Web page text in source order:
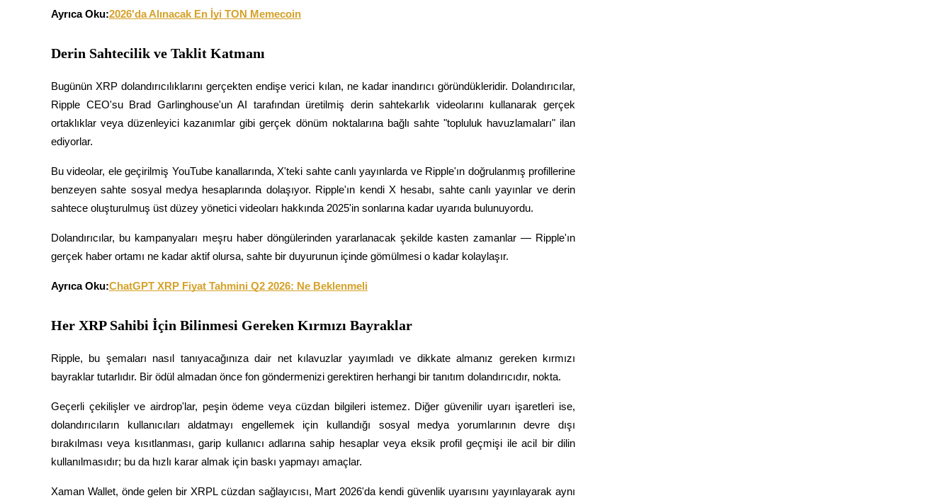
Ticaret bilgileri vb. dahil olmak üzere büyük veri analizi.
Rehber
Vadeli İşlemler Başlangıç Kılavuzu
Ticaret stratejileri
Ayrıca Oku:2026'da Alınacak En İyi TON Memecoin
Derin Sahtecilik ve Taklit Katmanı
Bugünün XRP dolandırıcılıklarını gerçekten endişe verici kılan, ne kadar inandırıcı göründükleridir. Dolandırıcılar,
Ripple CEO'su Brad Garlinghouse'un AI tarafından üretilmiş derin sahtekarlık videolarını kullanarak gerçek
ortaklıklar veya düzenleyici kazanımlar gibi gerçek dönüm noktalarına bağlı sahte "topluluk havuzlamaları" ilan
ediyorlar.
Bu videolar, ele geçirilmiş YouTube kanallarında, X'teki sahte canlı yayınlarda ve Ripple'ın doğrulanmış profillerine
benzeyen sahte sosyal medya hesaplarında dolaşıyor. Ripple'ın kendi X hesabı, sahte canlı yayınlar ve derin
sahtece oluşturulmuş üst düzey yönetici videoları hakkında 2025'in sonlarına kadar uyarıda bulunuyordu.
Dolandırıcılar, bu kampanyaları meşru haber döngülerinden yararlanacak şekilde kasten zamanlar — Ripple'ın
gerçek haber ortamı ne kadar aktif olursa, sahte bir duyurunun içinde gömülmesi o kadar kolaylaşır.
Ayrıca Oku:ChatGPT XRP Fiyat Tahmini Q2 2026: Ne Beklenmeli
Her XRP Sahibi İçin Bilinmesi Gereken Kırmızı Bayraklar
Ripple, bu şemaları nasıl tanıyacağınıza dair net kılavuzlar yayımladı ve dikkate almanız gereken kırmızı
bayraklar tutarlıdır. Bir ödül almadan önce fon göndermenizi gerektiren herhangi bir tanıtım dolandırıcıdır, nokta.
Geçerli çekilişler ve airdrop'lar, peşin ödeme veya cüzdan bilgileri istemez. Diğer güvenilir uyarı işaretleri ise,
dolandırıcıların kullanıcıları aldatmayı engellemek için kullandığı sosyal medya yorumlarının devre dışı
bırakılması veya kısıtlanması, garip kullanıcı adlarına sahip hesaplar veya eksik profil geçmişi ile acil bir dilin
kullanılmasıdır; bu da hızlı karar almak için baskı yapmayı amaçlar.
Xaman Wallet, önde gelen bir XRPL cüzdan sağlayıcısı, Mart 2026'da kendi güvenlik uyarısını yayınlayarak aynı